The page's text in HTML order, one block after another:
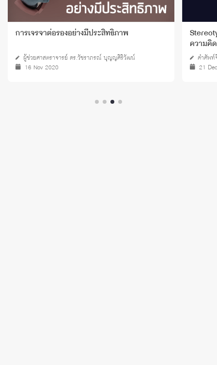
การเจรจาต่อรองอย่างมีประสิทธิภาพ
ผู้ช่วยศาสตราจารย์ ดร.วัชราภรณ์ บุญญศิริวัฒน์
16 Nov 2020
ความคิด
คำศัพท์
21